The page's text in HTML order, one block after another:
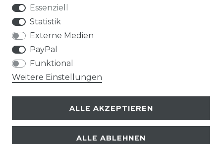
ÜBER UNS
UNSER TEAM
IHRE VORTEILE
LOB & KRITIK
KONTAKT
Essenziell
Statistik
Externe Medien
PayPal
Funktional
Weitere Einstellungen
ALLE AKZEPTIEREN
ALLE ABLEHNEN